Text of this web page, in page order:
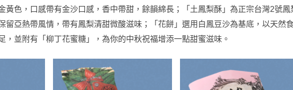
黃色，口感帶有金沙口感，香中帶甜，餘韻綿長；「土鳳梨酥」為正宗台灣2號鳳
留亞熱帶風情，帶有鳳梨清甜微酸滋味；「花餅」選用白鳳豆沙為基底，以天然
，並附有「柳丁花蜜糖」，為你的中秋祝福增添一點甜蜜滋味。